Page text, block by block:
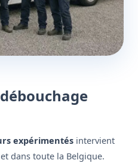
expérimentés intervient
dans toute la Belgique.